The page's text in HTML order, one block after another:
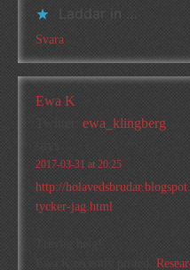
Laddar in …
Svara
Ewa K
ewa_klingberg
2017-03-31 at 20:25
http://
tycker-jag.html
Trevlig helg!